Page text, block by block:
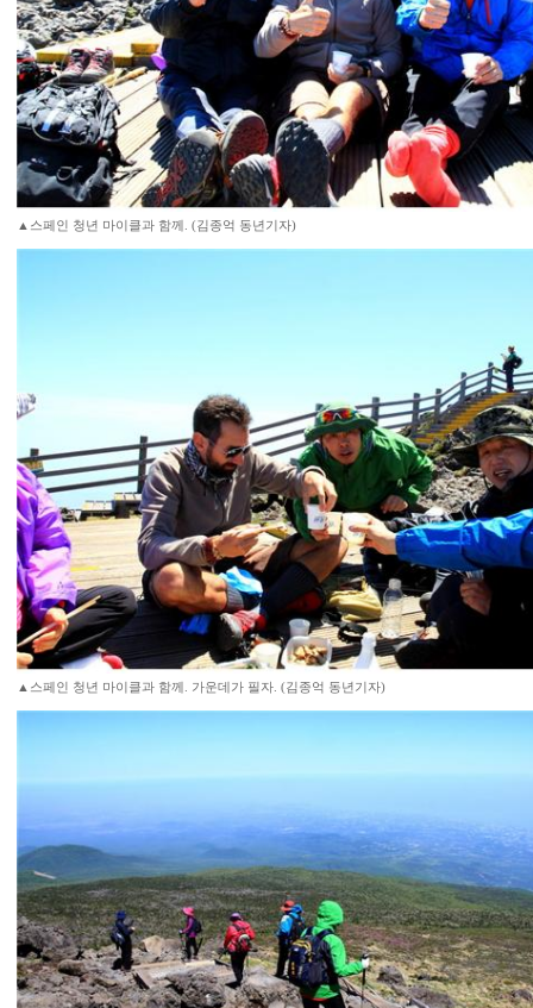
▲스페인 청년 마이클과 함께. (김종억 동년기자)
▲스페인 청년 마이클과 함께. 가운데가 필자. (김종억 동년기자)